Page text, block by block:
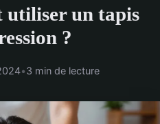
utiliser un tapis
?
•3 min de lecture